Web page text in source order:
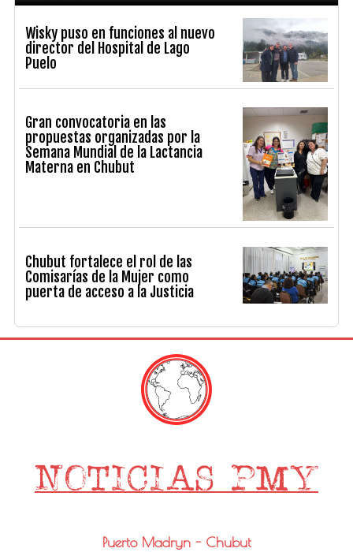
Wisky puso en funciones al nuevo
director del Hospital de Lago
Puelo
Gran convocatoria en las
propuestas organizadas por la
Semana Mundial de la Lactancia
Materna en Chubut
Chubut fortalece el rol de las
Comisarías de la Mujer como
puerta de acceso a la Justicia
Puerto Madryn - Chubut